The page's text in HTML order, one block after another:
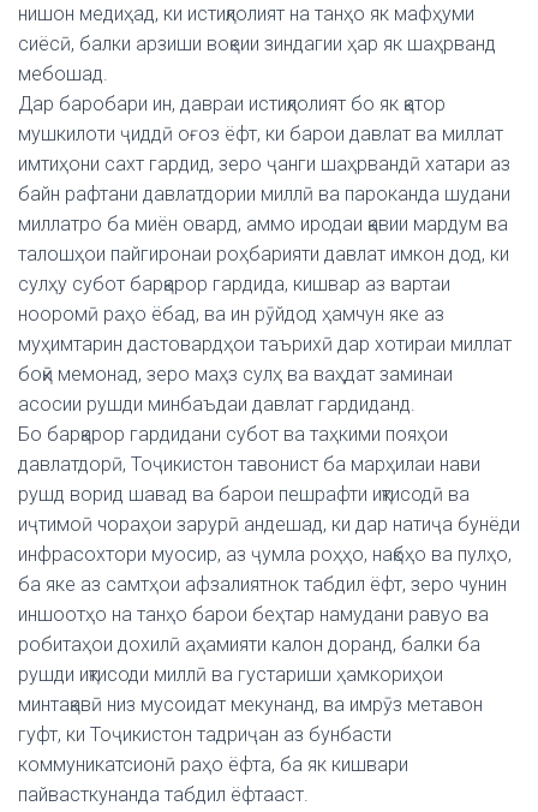
нишон медиҳад, ки истиқлолият на танҳо як мафҳуми
сиёсӣ, балки арзиши воқеии зиндагии ҳар як шаҳрванд
мебошад.
Дар баробари ин, давраи истиқлолият бо як қатор
мушкилоти ҷиддӣ оғоз ёфт, ки барои давлат ва миллат
имтиҳони сахт гардид, зеро ҷанги шаҳрвандӣ хатари аз
байн рафтани давлатдории миллӣ ва пароканда шудани
миллатро ба миён овард, аммо иродаи қавии мардум ва
талошҳои пайгиронаи роҳбарияти давлат имкон дод, ки
сулҳу субот барқарор гардида, кишвар аз вартаи
нооромӣ раҳо ёбад, ва ин рӯйдод ҳамчун яке аз
муҳимтарин дастовардҳои таърихӣ дар хотираи миллат
боқӣ мемонад, зеро маҳз сулҳ ва ваҳдат заминаи
асосии рушди минбаъдаи давлат гардиданд.
Бо барқарор гардидани субот ва таҳкими пояҳои
давлатдорӣ, Тоҷикистон тавонист ба марҳилаи нави
рушд ворид шавад ва барои пешрафти иқтисодӣ ва
иҷтимоӣ чораҳои зарурӣ андешад, ки дар натиҷа бунёди
инфрасохтори муосир, аз ҷумла роҳҳо, нақбҳо ва пулҳо,
ба яке аз самтҳои афзалиятнок табдил ёфт, зеро чунин
иншоотҳо на танҳо барои беҳтар намудани равуо ва
робитаҳои дохилӣ аҳамияти калон доранд, балки ба
рушди иқтисоди миллӣ ва густариши ҳамкориҳои
минтақавӣ низ мусоидат мекунанд, ва имрӯз метавон
гуфт, ки Тоҷикистон тадриҷан аз бунбасти
коммуникатсионӣ раҳо ёфта, ба як кишвари
пайвасткунанда табдил ёфтааст.